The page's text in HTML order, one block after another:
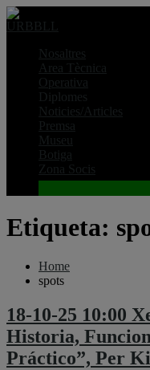
Skip
to
Nosaltres
Area Tècnica
Operativa
Diplomes
Noticies/Articles
Premsa
Museu
Botiga
Zona Socis
Etiqueta:
Home
spots
18-10-25 10:00
Historia,
Práctico”, Per